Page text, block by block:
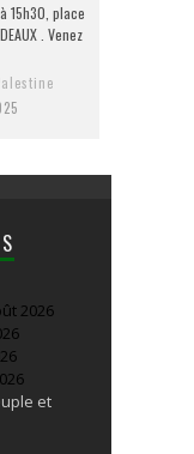
à 15h30, place
. Venez
2026
et